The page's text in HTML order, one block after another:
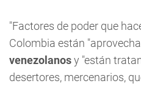
"Factores de poder que
Colombia están
venezolanosy "están
desertores, mercenarios,